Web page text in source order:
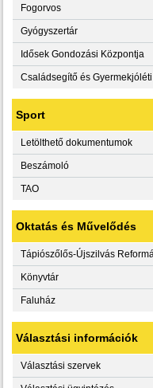
Fogorvos
Gyógyszertár
Idősek Gondozási Központja
Családsegítő és
Sport
Letölthető dokumentumok
Beszámoló
TAO
Oktatás és Művelődés
Tápiószőlős-Újszilvás
Könyvtár
Faluház
Választási információk
Választási szervek